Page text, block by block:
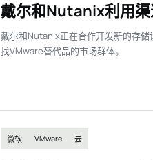
戴尔和Nutanix利用
戴尔和Nutanix正在合作开发新的存
找VMware替代品的市场群体。
微软 VMware 云